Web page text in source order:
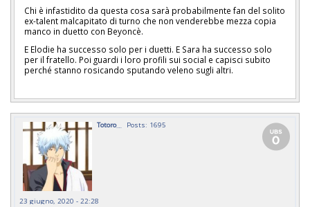
Chi è infastidito da questa cosa sarà probabilmente fan del solito
ex-talent malcapitato di turno che non venderebbe mezza copia
manco in duetto con Beyoncè.
E Elodie ha successo solo per i duetti. E Sara ha successo solo
per il fratello. Poi guardi i loro profili sui social e capisci subito
perché stanno rosicando sputando veleno sugli altri.
Totoro__ Posts: 1695
23 giugno, 2020 - 22:28